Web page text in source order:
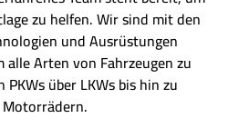
zu helfen. Wir sind mit den
und Ausrüstungen
Arten von Fahrzeugen zu
PKWs über LKWs bis hin zu
Motorrädern.